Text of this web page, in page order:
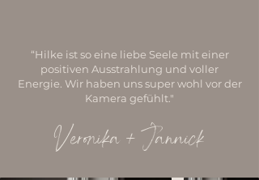
“Hilke ist so eine liebe Seele mit einer
positiven Ausstrahlung und voller
Energie. Wir haben uns super wohl vor der
Kamera gefühlt."
Veronika + Jannick